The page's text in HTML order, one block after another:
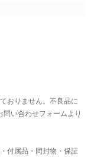
おりません。不良品に
い合わせフォームより
付属品・同封物・保証